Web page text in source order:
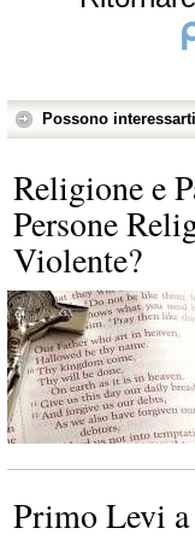
Possono
Religione e
Persone
Violente?
Primo Levi